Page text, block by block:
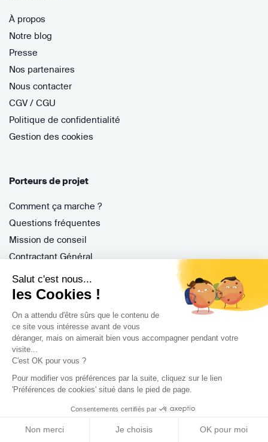
Salut c'est nous...
les Cookies !
On a attendu d'être sûrs que le contenu de
ce site vous intéresse avant de vous
déranger, mais on aimerait bien vous accompagner pendant votre
visite...
C'est OK pour vous ?
Pour modifier vos préférences par la suite, cliquez sur le lien
'Préférences de cookies' situé dans le pied de page.
Consentements certifiés par
Non merci Je choisis OK pour moi
À propos
Notre blog
Presse
Nos partenaires
Nous contacter
CGV / CGU
Politique de confidentialité
Gestion des cookies
Porteurs de projet
Comment ça marche ?
Questions fréquentes
Mission de conseil
Contractant Général
S'inscrire
Nos architectes
Nos réalisations
Nos avis